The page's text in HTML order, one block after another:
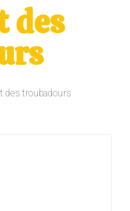
des
des troubadours